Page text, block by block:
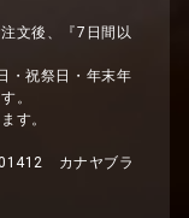
文後、『7日間以
・祝祭日・年末年
。
す。
カナヤブラ